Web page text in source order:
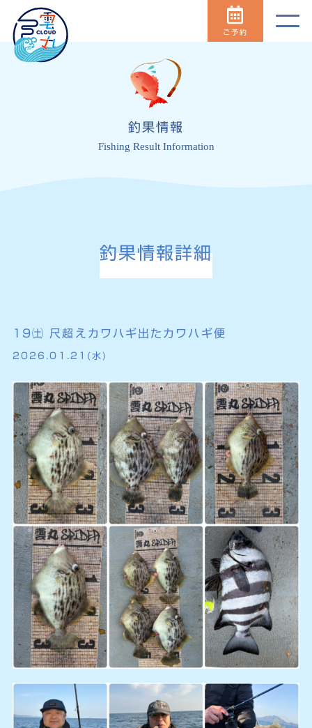
ご予約
釣果情報
Fishing Result Information
釣果情報詳細
19㈯ 尺超えカワハギ出たカワハギ便
2026.01.21(水)